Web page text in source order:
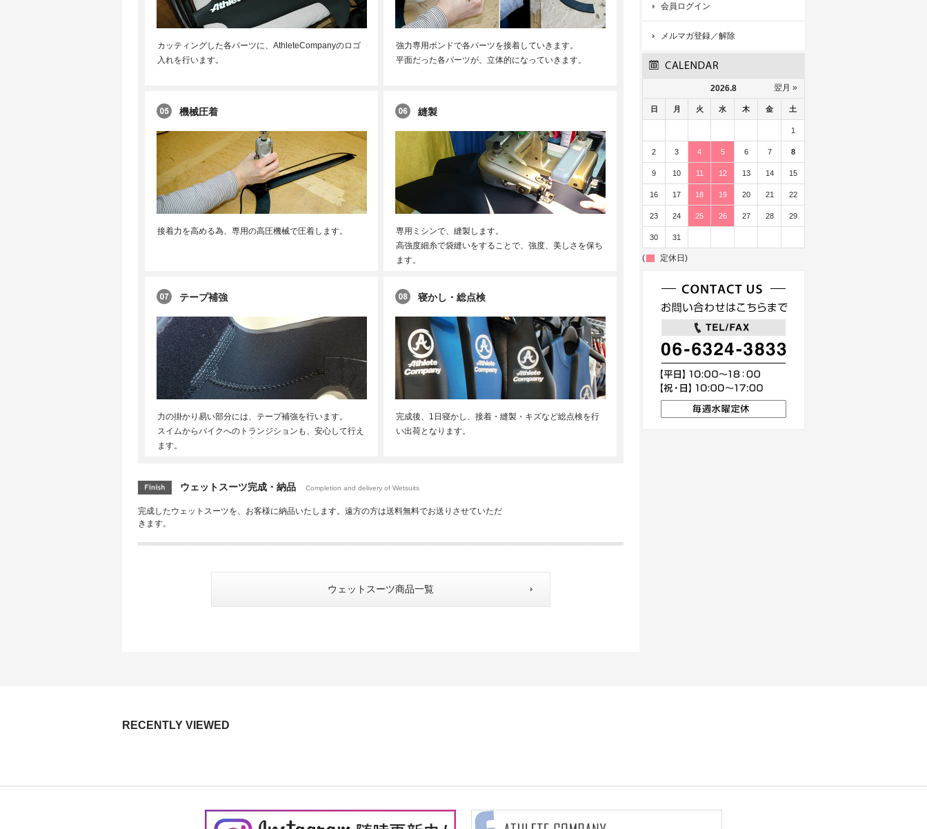
カッティングした各パーツに、AthleteCompanyのロゴ
入れを行います。
強力専用ボンドで各パーツを接着していきます。
平面だった各パーツが、立体的になっていきます。
機械圧着
接着力を高める為、専用の高圧機械で圧着します。
縫製
専用ミシンで、縫製します。
高強度細糸で袋縫いをすることで、強度、美しさを保ち
ます。
テープ補強
力の掛かり易い部分には、テープ補強を行います。
スイムからバイクへのトランジションも、安心して行え
ます。
寝かし・総点検
完成後、1日寝かし、接着・縫製・キズなど総点検を行
い出荷となります。
ウェットスーツ完成・納品 Completion and delivery of Wetsuits
完成したウェットスーツを、お客様に納品いたします。遠方の方は送料無料でお送りさせていただ
きます。
ウェットスーツ商品一覧
会員ログイン
メルマガ登録／解除
2026.8 翌月 »
日 月 火 水 木 金 土
1
2 3 4 5 6 7 8
9 10 11 12 13 14 15
16 17 18 19 20 21 22
23 24 25 26 27 28 29
30 31
( 定休日)
RECENTLY VIEWED